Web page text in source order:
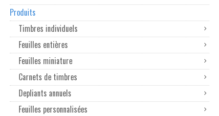
Produits
Timbres individuels
Feuilles entières
Feuilles miniature
Carnets de timbres
Depliants annuels
Feuilles personnalisées